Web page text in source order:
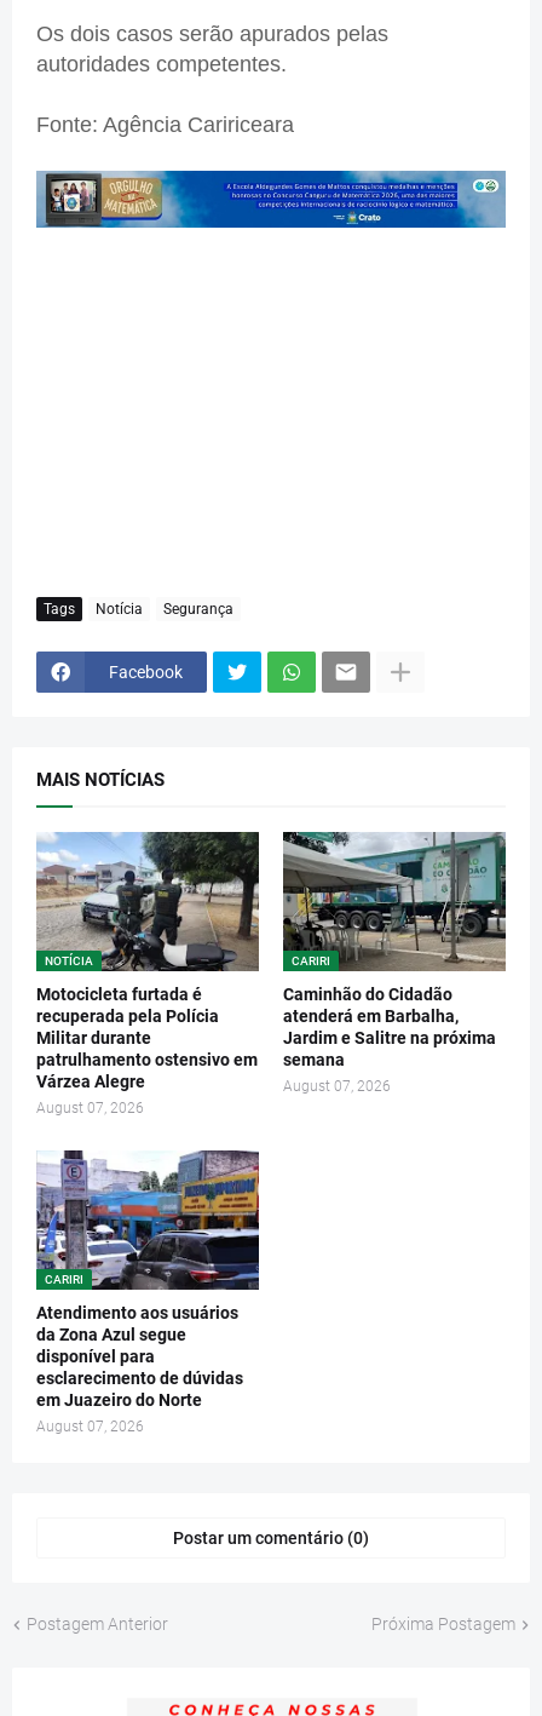
Os dois casos serão apurados pelas
autoridades competentes.
Fonte: Agência Caririceara
Tags Notícia Segurança
Facebook
MAIS NOTÍCIAS
NOTÍCIA
Motocicleta furtada é
recuperada pela Polícia
Militar durante
patrulhamento ostensivo em
Várzea Alegre
August 07, 2026
CARIRI
Caminhão do Cidadão
atenderá em Barbalha,
Jardim e Salitre na próxima
semana
August 07, 2026
CARIRI
Atendimento aos usuários
da Zona Azul segue
disponível para
esclarecimento de dúvidas
em Juazeiro do Norte
August 07, 2026
Postar um comentário (0)
Postagem Anterior Próxima Postagem